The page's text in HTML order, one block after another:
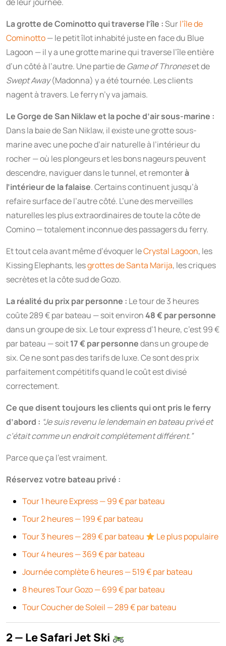
La grotte de Cominotto qui traverse l’île :Surl’île de
Cominotto— le petit îlot inhabité juste en face du Blue
Lagoon — il y a une grotte marine qui traverse l’île entière
d’un côté à l’autre. Une partie deGame of Throneset de
Swept Away(Madonna) y a été tournée. Les clients
nagent à travers. Le ferry n’y va jamais.
Le Gorge de San Niklaw et la poche d’air sous-marine :
Dans la baie de San Niklaw, il existe une grotte sous-
marine avec une poche d’air naturelle à l’intérieur du
rocher — où les plongeurs et les bons nageurs peuvent
descendre, naviguer dans le tunnel, et remonterà
l’intérieur de la falaise. Certains continuent jusqu’à
refaire surface de l’autre côté. L’une des merveilles
naturelles les plus extraordinaires de toute la côte de
Comino — totalement inconnue des passagers du ferry.
Et tout cela avant même d’évoquer leCrystal Lagoon, les
Kissing Elephants, lesgrottes de Santa Marija, les criques
secrètes et la côte sud de Gozo.
La réalité du prix par personne : Le tour de 3 heures
coûte 289 € par bateau — soit environ48 € par personne
dans un groupe de six. Le tour express d’1 heure, c’est 99 €
par bateau — soit17 € par personnedans un groupe de
six. Ce ne sont pas des tarifs de luxe. Ce sont des prix
parfaitement compétitifs quand le coût est divisé
correctement.
Ce que disent toujours les clients qui ont pris le ferry
d’abord : “Je suis revenu le lendemain en bateau privé et
c’était comme un endroit complètement différent.”
Parce que ça l’est vraiment.
Réservez votre bateau privé :
Tour 1 heure Express — 99 € par bateau
Tour 2 heures — 199 € par bateau
Tour 3 heures — 289 € par bateau
Le plus populaire
Tour 4 heures — 369 € par bateau
Journée complète 6 heures — 519 € par bateau
8 heures Tour Gozo — 699 € par bateau
Tour Coucher de Soleil — 289 € par bateau
2 — Le Safari Jet Ski